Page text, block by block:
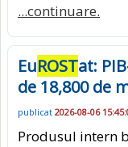
...continuare.
EuROSTat:
de 18,800 de
publicat 2026-08-06
Produsul intern